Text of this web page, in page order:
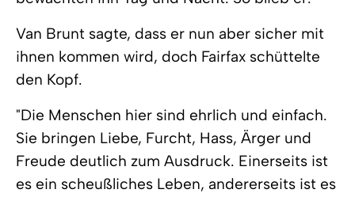
Van Brunt sagte, dass er nun aber sicher mit
ihnen kommen wird, doch Fairfax schüttelte
den Kopf.
"Die Menschen hier sind ehrlich und einfach.
Sie bringen Liebe, Furcht, Hass, Ärger und
Freude deutlich zum Ausdruck. Einerseits ist
es ein scheußliches Leben, andererseits ist es